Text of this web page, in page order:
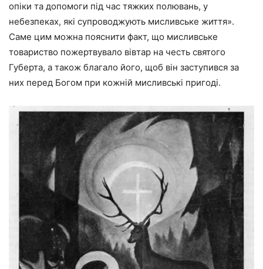
опіки та допомоги під час тяжких полювань, у
небезпеках, які супроводжують мисливське життя».
Саме цим можна пояснити факт, що мисливське
товариство пожертвувало вівтар на честь святого
Губерта, а також благало його, щоб він заступився за
них перед Богом при кожній мисливські пригоді.